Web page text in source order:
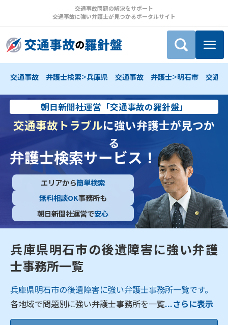
交通事故問題の解決をサポート
交通事故に強い弁護士が見つかるポータルサイト
交通事故 弁護士検索>兵庫県 交通事故 弁護士>明石市 交通
朝日新聞社運営「交通事故の羅針盤」
交通事故トラブルに強い弁護士が見つか
る
弁護士検索サービス！
エリアから簡単検索
無料相談OK事務所も
朝日新聞社運営で安心
兵庫県明石市の後遺障害に強い弁護
士事務所一覧
兵庫県明石市の後遺障害に強い弁護士事務所一覧です。
各地域で問題別に強い弁護士事務所を一覧...さらに表示